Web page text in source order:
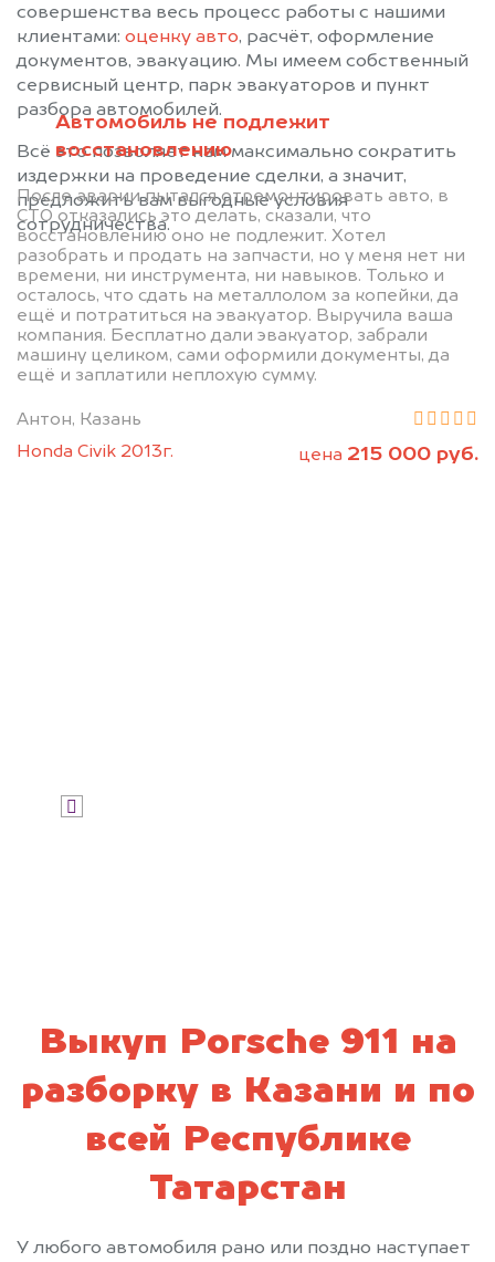
Автомобиль не подлежит
восстановлению
После аварии пытался отремонтировать авто, в
СТО отказались это делать, сказали, что
восстановлению оно не подлежит. Хотел
разобрать и продать на запчасти, но у меня нет ни
времени, ни инструмента, ни навыков. Только и
осталось, что сдать на металлолом за копейки, да
ещё и потратиться на эвакуатор. Выручила ваша
компания. Бесплатно дали эвакуатор, забрали
машину целиком, сами оформили документы, да
ещё и заплатили неплохую сумму.
Антон, Казань
Honda Civik 2013г.
цена 215 000 руб.
совершенства весь процесс работы с нашими
клиентами: оценку авто, расчёт, оформление
документов, эвакуацию. Мы имеем собственный
сервисный центр, парк эвакуаторов и пункт
разбора автомобилей.
Всё это позволяет нам максимально сократить
издержки на проведение сделки, а значит,
предложить вам выгодные условия
сотрудничества.
Позвоните нам: 8 (800)
Выкуп Porsche 911 на
разборку в Казани и по
всей Республике
Татарстан
У любого автомобиля рано или поздно наступает